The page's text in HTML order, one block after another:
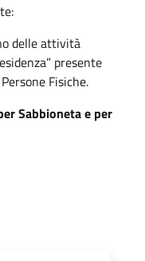
delle attività
presente
Fisiche.
Sabbioneta e per